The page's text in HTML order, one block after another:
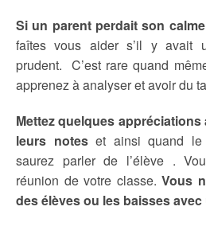
Si un parent perdait son
faîtes vous aider s’il y avait
prudent. C’est rare quand
apprenez à analyser et avoir du
Mettez quelques
leurs noteset ainsi quand le
saurez parler de l’élève .
réunion de votre classe.Vous
des élèves ou les baisses avec